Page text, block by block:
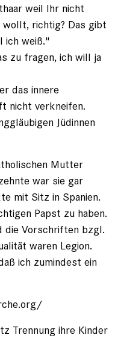
weil Ihr nicht
richtig? Das gibt
ich weiß."
zu fragen, ich will ja
das innere
nicht verkneifen.
Jüdinnen
Mutter
war sie gar
mit Sitz in Spanien.
Papst zu haben.
die Vorschriften bzgl.
waren Legion.
ich zumindest ein
Trennung ihre Kinder